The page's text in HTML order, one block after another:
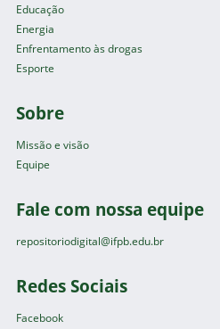
Educação
Energia
Enfrentamento às drogas
Esporte
Sobre
Missão e visão
Equipe
Fale com nossa equipe
repositoriodigital@ifpb.edu.br
Redes Sociais
Facebook